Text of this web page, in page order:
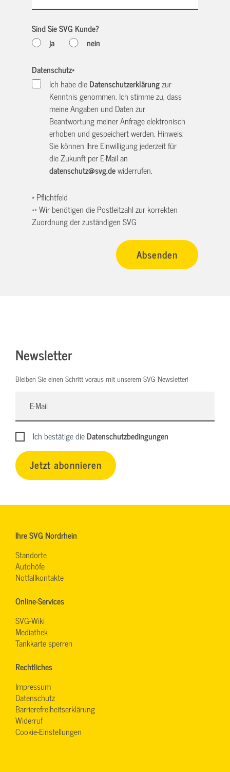
Sind Sie SVG Kunde?
ja
nein
Datenschutz*
Ich habe dieDatenschutzerklärungzur
Kenntnis genommen. Ich stimme zu, dass
meine Angaben und Daten zur
Beantwortung meiner Anfrage elektronisch
erhoben und gespeichert werden. Hinweis:
Sie können Ihre Einwilligung jederzeit für
die Zukunft per E-Mail an
datenschutz@svg.dewiderrufen.
* Pflichtfeld
** Wir benötigen die Postleitzahl zur korrekten
Zuordnung der zuständigen SVG
Newsletter
Bleiben Sie einen Schritt voraus mit unserem SVG Newsletter!
Ich bestätige dieDatenschutzbedingungen
Jetzt abonnieren
Ihre SVG Nordrhein
Standorte
Autohöfe
Notfallkontakte
Online-Services
SVG-Wiki
Mediathek
Tankkarte sperren
Rechtliches
Impressum
Datenschutz
Barrierefreiheitserklärung
Widerruf
Cookie-Einstellungen